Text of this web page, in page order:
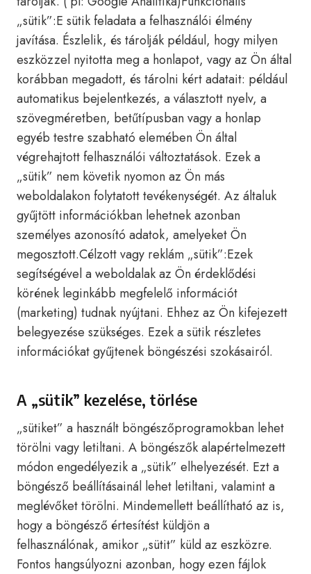
„sütik”:E sütik feladata a felhasználói élmény
javítása. Észlelik, és tárolják például, hogy milyen
eszközzel nyitotta meg a honlapot, vagy az Ön által
korábban megadott, és tárolni kért adatait: például
automatikus bejelentkezés, a választott nyelv, a
szövegméretben, betűtípusban vagy a honlap
egyéb testre szabható elemében Ön által
végrehajtott felhasználói változtatások. Ezek a
„sütik” nem követik nyomon az Ön más
weboldalakon folytatott tevékenységét. Az általuk
gyűjtött információkban lehetnek azonban
személyes azonosító adatok, amelyeket Ön
megosztott.Célzott vagy reklám „sütik”:Ezek
segítségével a weboldalak az Ön érdeklődési
körének leginkább megfelelő információt
(marketing) tudnak nyújtani. Ehhez az Ön kifejezett
belegyezése szükséges. Ezek a sütik részletes
információkat gyűjtenek böngészési szokásairól.
A „sütik” kezelése, törlése
„sütiket” a használt böngészőprogramokban lehet
törölni vagy letiltani. A böngészők alapértelmezett
módon engedélyezik a „sütik” elhelyezését. Ezt a
böngésző beállításainál lehet letiltani, valamint a
meglévőket törölni. Mindemellett beállítható az is,
hogy a böngésző értesítést küldjön a
felhasználónak, amikor „sütit” küld az eszközre.
Fontos hangsúlyozni azonban, hogy ezen fájlok